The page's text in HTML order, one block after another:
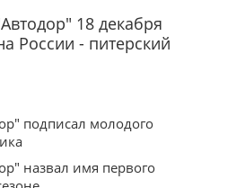
18 декабря
России - питерский
подписал молодого
назвал имя первого